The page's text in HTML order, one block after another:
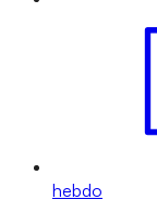
hebdo